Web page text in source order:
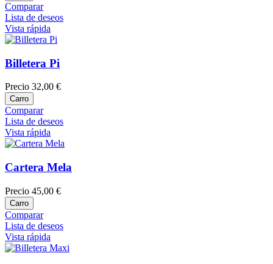
Comparar
Lista de deseos
Vista rápida
Billetera Pi
Precio 32,00 €
Carro
Comparar
Lista de deseos
Vista rápida
Cartera Mela
Precio 45,00 €
Carro
Comparar
Lista de deseos
Vista rápida